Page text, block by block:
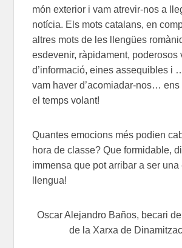
món exterior i vam atrevir-nos a
notícia. Els mots catalans, en
altres mots de les llengües
esdevenir, ràpidament, poderosos
d’informació, eines assequibles i
vam haver d’acomiadar-nos…
el temps volant!
Quantes emocions més podien
hora de classe? Que formidable,
immensa que pot arribar a ser una
llengua!
Oscar Alejandro Baños, becari
de la Xarxa de